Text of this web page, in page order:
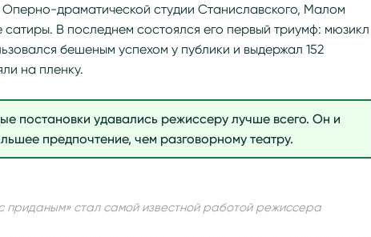
драматической студии Станиславского, Малом
сатиры. В последнем состоялся его первый триумф: мюзикл
бешеным успехом у публики и выдержал 152
на пленку.
постановки удавались режиссеру лучше всего. Он и
предпочтение, чем разговорному театру.
приданым» стал самой известной работой режиссера